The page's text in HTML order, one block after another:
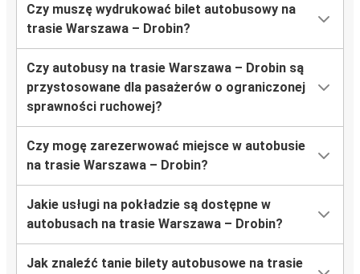
Czy muszę wydrukować bilet autobusowy na
trasie Warszawa – Drobin?
Czy autobusy na trasie Warszawa – Drobin są
przystosowane dla pasażerów o ograniczonej
sprawności ruchowej?
Czy mogę zarezerwować miejsce w autobusie
na trasie Warszawa – Drobin?
Jakie usługi na pokładzie są dostępne w
autobusach na trasie Warszawa – Drobin?
Jak znaleźć tanie bilety autobusowe na trasie